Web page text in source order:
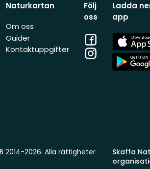
Naturkartan
Om oss
Guider
Kontaktuppgifter
Följ
oss
Facebook
Instagram
Ladda
app
App
Store
App
Store
Skaffa
2014-2026. Alla rättigheter